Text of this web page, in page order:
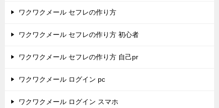
ワクワクメール セフレの作り方
ワクワクメール セフレの作り方 初心者
ワクワクメール セフレの作り方 自己pr
ワクワクメール ログイン pc
ワクワクメール ログイン スマホ